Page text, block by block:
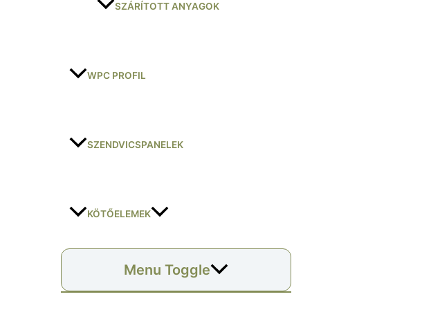
SZÁRÍTOTT ANYAGOK
WPC PROFIL
SZENDVICSPANELEK
KÖTŐELEMEK
Menu Toggle